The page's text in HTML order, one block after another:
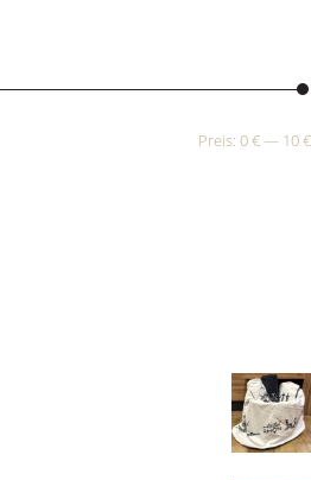
Preis: 0 €— 10 €